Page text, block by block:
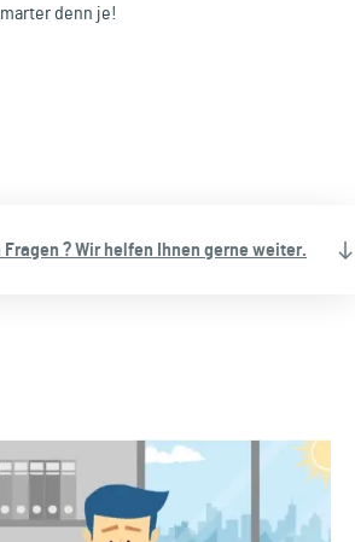
denn je!
Fragen ? Wir helfen Ihnen gerne weiter.